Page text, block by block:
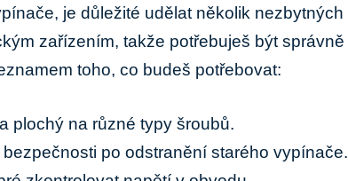
je důležité udělat několik nezbytných
zařízením, takže potřebuješ být správně
toho, co budeš potřebovat:
plochý na různé typy šroubů.
po odstranění starého vypínače.